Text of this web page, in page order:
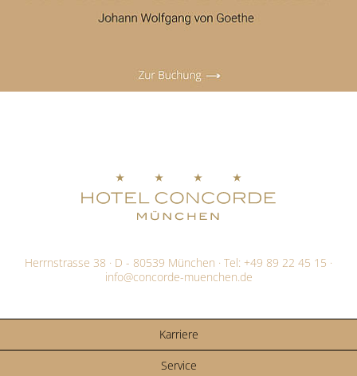
Herrnstrasse 38 · D - 80539 München · Tel: +49 89 22 45 15 ·
info@concorde-muenchen.de
Karriere
Service